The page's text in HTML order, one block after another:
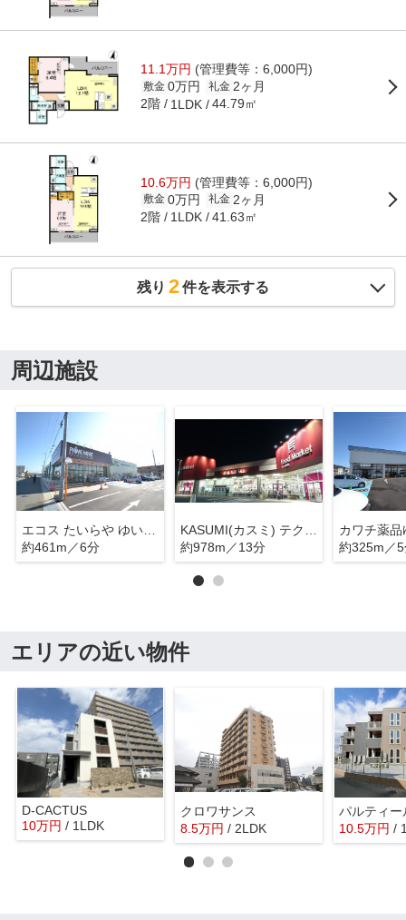
11.1万円 (管理費等：6,000円)
敷金 0万円 礼金 2ヶ月
2階 1LDK 44.79㎡
10.6万円 (管理費等：6,000円)
敷金 0万円 礼金 2ヶ月
2階 1LDK 41.63㎡
残り 2件を表示する
周辺施設
エコス たいらや ゆいの杜店
約461m／6分
約978m／13分
カワチ薬
約325m／
エリアの近い物件
D-CACTUS
10万円 / 1LDK
クロワサンス
8.5万円 / 2LDK
パルティー
10.5万円 /